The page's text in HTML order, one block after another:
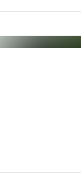
Tra tutti gli oli
(GLA).